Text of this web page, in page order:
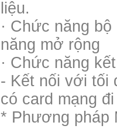
liệu.
· Chức năng
năng mở rộng
· Chức năng
- Kết nối với tối
có card mạng
* Phương pháp